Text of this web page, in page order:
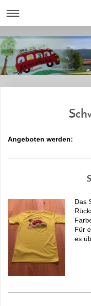
Angeboten werden:
Das
Für
es